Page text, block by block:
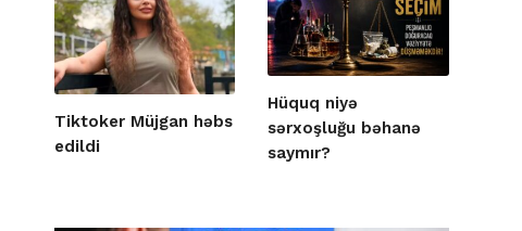
Tiktoker Müjgan həbs
edildi
Hüquq niyə
sərxoşluğu bəhanə
saymır?